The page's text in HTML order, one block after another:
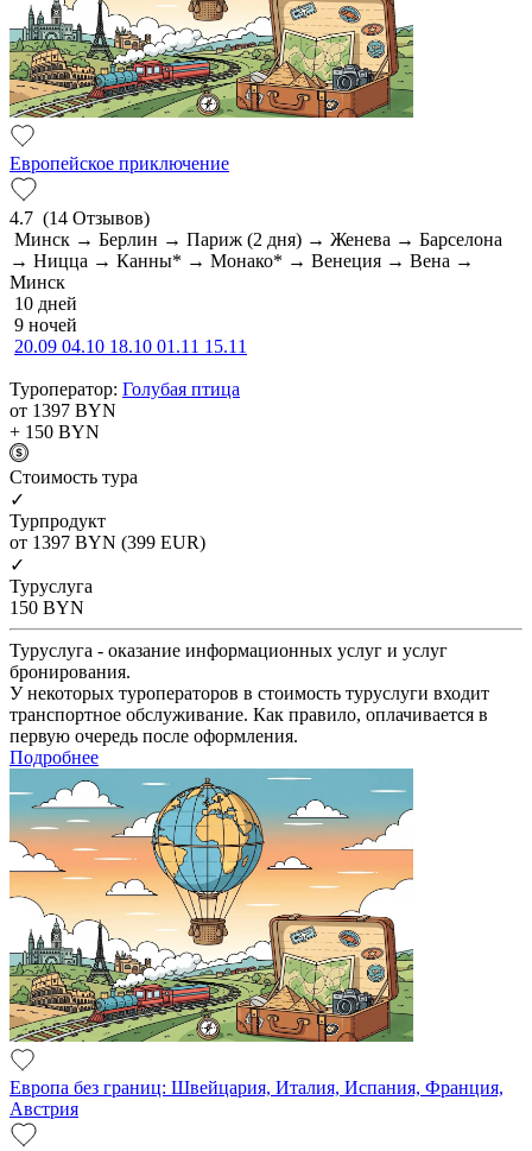
Европейское приключение
4.7 (14 Отзывов)
Минск → Берлин → Париж (2 дня) → Женева → Барселона
→ Ницца → Канны* → Монако* → Венеция → Вена →
Минск
10 дней
9 ночей
20.09 04.10 18.10 01.11 15.11
Туроператор: Голубая птица
от 1397 BYN
+ 150 BYN
Cтоимость тура
✓
Турпродукт
от 1397 BYN (399 EUR)
✓
Туруслуга
150 BYN
Туруслуга - оказание информационных услуг и услуг
бронирования.
У некоторых туроператоров в стоимость туруслуги входит
транспортное обслуживание. Как правило, оплачивается в
первую очередь после оформления.
Подробнее
Европа без границ: Швейцария, Италия, Испания, Франция,
Австрия